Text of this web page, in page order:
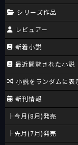
シリーズ作品
レビュアー
新着小説
最近閲覧された小説
小説をランダムに表
新刊情報
今月(8月)発売
先月(7月)発売